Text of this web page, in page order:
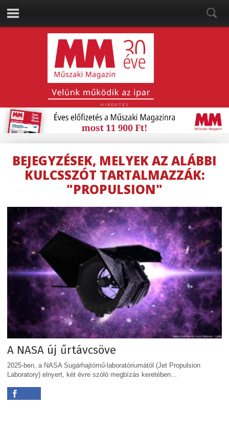
HIRDETÉS
BEJEGYZÉSEK, MELYEK AZ ALÁBBI
KULCSSZÓT TARTALMAZZÁK:
"PROPULSION"
A NASA új űrtávcsöve
2025-ben, a NASA Sugárhajtómű-laboratóriumától (Jet Propulsion
Laboratory) elnyert, két évre szóló megbízás keretében...